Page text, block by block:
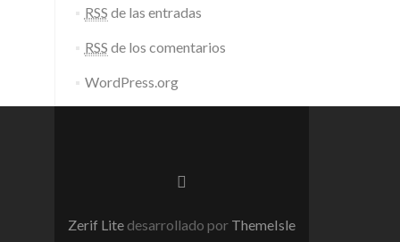
RSS de las entradas
RSS de los comentarios
WordPress.org
Enlace
Zerif Lite desarrollado por ThemeIsle